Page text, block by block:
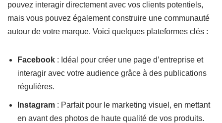
pouvez interagir directement avec vos clients potentiels,
mais vous pouvez également construire une communauté
autour de votre marque. Voici quelques plateformes clés :
Facebook : Idéal pour créer une page d’entreprise et
interagir avec votre audience grâce à des publications
régulières.
Instagram : Parfait pour le marketing visuel, en mettant
en avant des photos de haute qualité de vos produits.